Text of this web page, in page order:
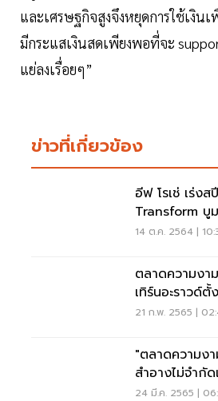
และเศรษฐกิจสูงจึงหยุดการใช้เงินเ
มีกระแสเงินสดเพียงพอที่จะ
แย่ลงเรื่อยๆ”
ข่าวที่เกี่ยวข้อง
อีฟ โรเช่ เร่ง
Transform บู
14 ต.ค. 2564 |
ตลาดความงา
เทิร์นอะราวด์ตั้
กอัพ65%
21 ก.พ. 2565 |
"ตลาดความง
สำอางไม่จำกั
สูง
24 มี.ค. 2565 |